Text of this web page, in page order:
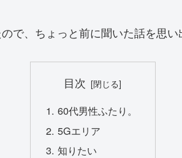
で、ちょっと前に聞いた話を思い
目次
60代男性ふたり。
5Gエリア
知りたい